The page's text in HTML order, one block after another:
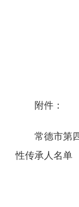
附件：
常德市第
性传承人名单